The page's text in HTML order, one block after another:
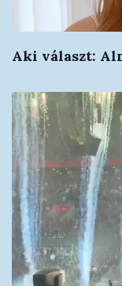
Aki választ: